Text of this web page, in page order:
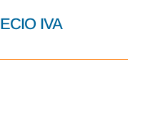
IVA